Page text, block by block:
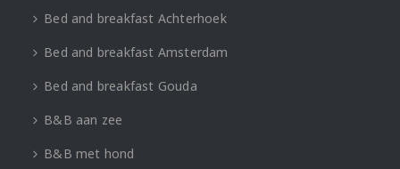
Bed and breakfast Achterhoek
Bed and breakfast Amsterdam
Bed and breakfast Gouda
B&B aan zee
B&B met hond